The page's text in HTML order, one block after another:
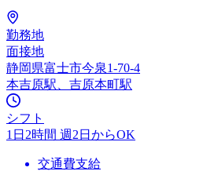
勤務地
面接地
静岡県富士市今泉1-70-4
本吉原駅、吉原本町駅
シフト
1日2時間 週2日からOK
交通費支給